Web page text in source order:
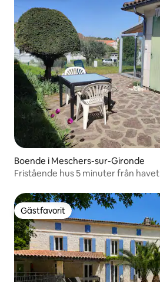
Boende i Meschers-sur-Gironde
Fristående hus 5 minuter från havet
Gästfavorit
Gästfavorit